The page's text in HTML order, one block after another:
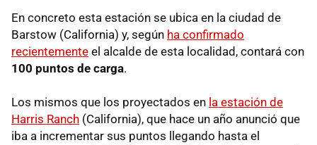
En concreto esta estación se ubica en la ciudad de
Barstow (California) y, según ha confirmado
recientemente el alcalde de esta localidad, contará con
100 puntos de carga.
Los mismos que los proyectados en la estación de
Harris Ranch (California), que hace un año anunció que
iba a incrementar sus puntos llegando hasta el